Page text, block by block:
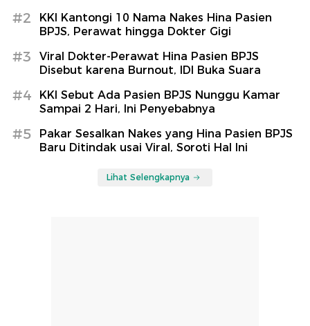
#2
KKI Kantongi 10 Nama Nakes Hina Pasien
BPJS, Perawat hingga Dokter Gigi
#3
Viral Dokter-Perawat Hina Pasien BPJS
Disebut karena Burnout, IDI Buka Suara
#4
KKI Sebut Ada Pasien BPJS Nunggu Kamar
Sampai 2 Hari, Ini Penyebabnya
#5
Pakar Sesalkan Nakes yang Hina Pasien BPJS
Baru Ditindak usai Viral, Soroti Hal Ini
Lihat Selengkapnya